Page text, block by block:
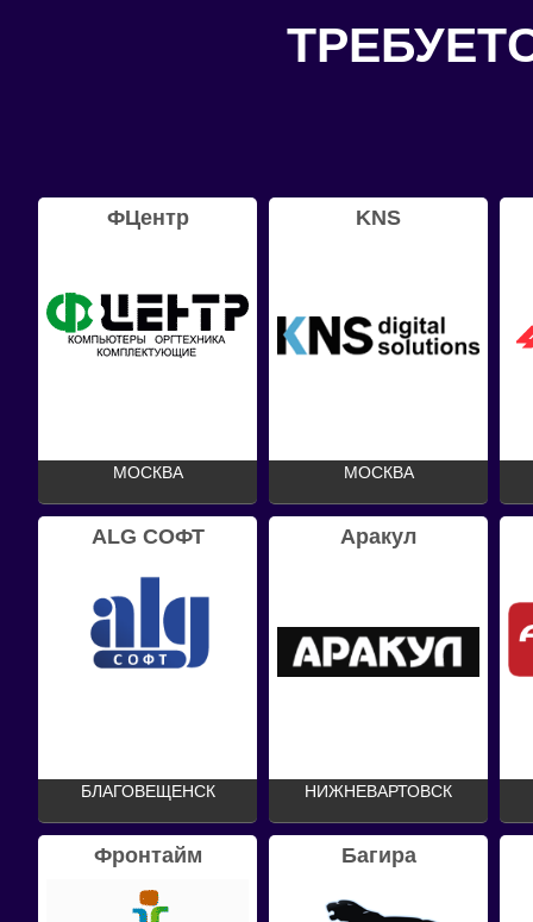
ФЦентр
МОСКВА
KNS
МОСКВА
ALG СОФТ
БЛАГОВЕЩЕНСК
Аракул
НИЖНЕВАРТОВСК
Фронтайм Багира